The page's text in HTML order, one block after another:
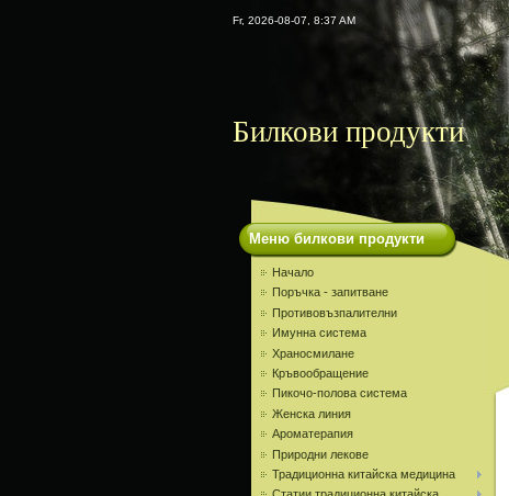
Fr, 2026-08-07, 8:37 AM
Билкови продукти
Меню билкови продукти
Начало
Поръчка - запитване
Противовъзпалителни
Имунна система
Храносмилане
Кръвообращение
Пикочо-полова система
Женска линия
Ароматерапия
Природни лекове
Традиционна китайска медицина